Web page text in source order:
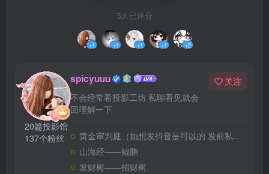
5人已评分
+1 +1 +1 +1 +2
20篇投影馆
137个粉丝
spicyuuu
不会经常看投影工坊 私聊看见就会
回理解一下
关注
黄金审判庭（如想发抖音是可以的 发前私信请告诉我您抖音号）
山海经——鲲鹏
发财树——招财树